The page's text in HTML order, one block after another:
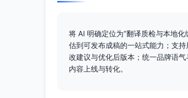
将 AI 明确定位为“翻译质检与本地
估到可发布成稿的一站式能力；支
改建议与优化后版本；统一品牌语
内容上线与转化。